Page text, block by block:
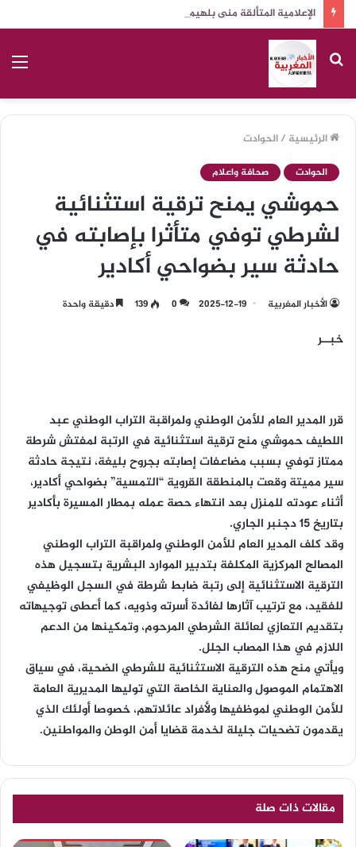
الإعلامية المتألقة منى بلهيم: محمد ولكاش أبي الروحي
بحث
عن
الرئيسية /الحوادت
الحوادت صحافة واعلام
حموشي يمنح ترقية استثنائية
لشرطي توفي متأثرا بإصابته في
حادثة سير بضواحي أكادير
الأخبار المغربية 2025-12-19
0
139 دقيقة واحدة
خبــر
قرر المدير العام للأمن الوطني ولمراقبة التراب الوطني عبد
اللطيف حموشي منح ترقية استثنائية في الرتبة لمفتش شرطة
ممتاز توفي بسبب مضاعفات إصابته بجروح بليغة، نتيجة حادثة
سير مميتة وقعت بالمنطقة القروية “التمسية” بضواحي أكادير،
أثناء عودته للمنزل بعد انتهاء حصة عمله بمطار المسيرة بأكادير
بتاريخ 15 دجنبر الجاري.
وقد كلف المدير العام للأمن الوطني ولمراقبة التراب الوطني
المصالح المركزية المكلفة بتدبير الموارد البشرية بتسجيل هذه
الترقية الاستثنائية إلى رتبة ضابط شرطة في السجل الوظيفي
للفقيد، مع ترتيب آثارها لفائدة أسرته وذويه، كما أعطى توجيهاته
بتقديم التعازي لعائلة الشرطي المرحوم، وتمكينها من الدعم
اللازم في هذا المصاب الجلل.
ويأتي منح هذه الترقية الاستثنائية للشرطي الضحية، في سياق
الاهتمام الموصول والعناية الخاصة التي توليها المديرية العامة
للأمن الوطني لموظفيها ولأفراد عائلاتهم، خصوصا أولئك الذي
يقدمون تضحيات جليلة لخدمة قضايا أمن الوطن والمواطنين.
مقالات ذات صلة